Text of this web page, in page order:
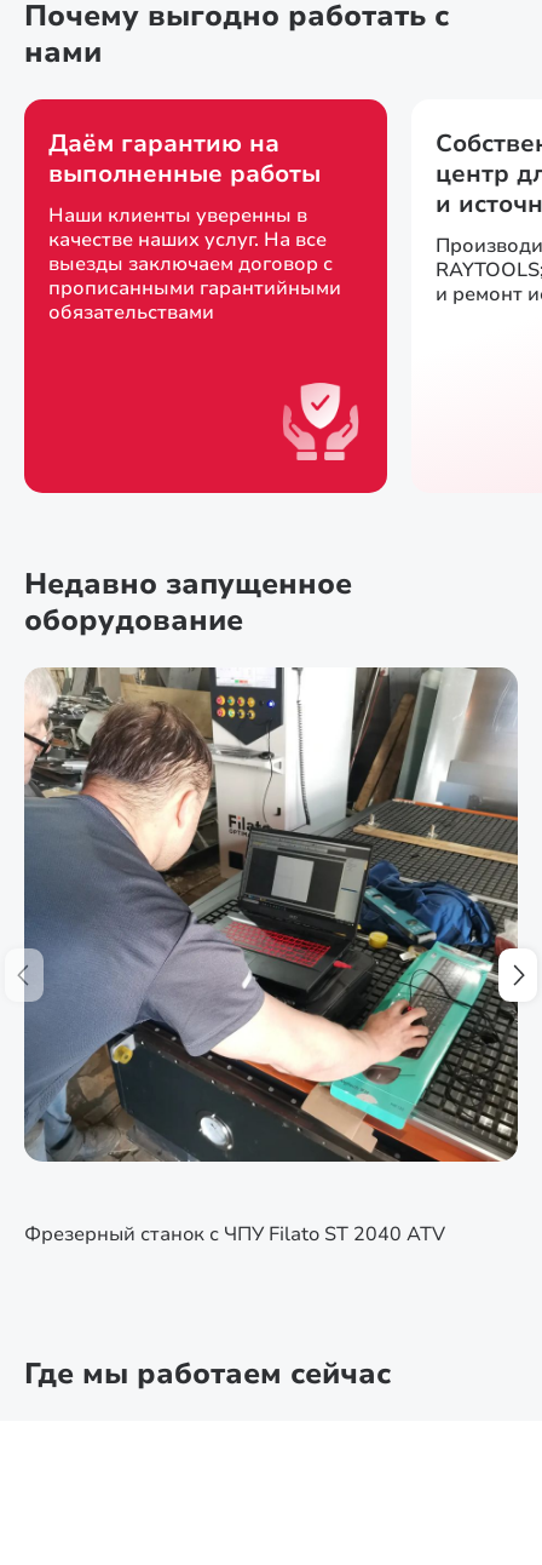
Почему выгодно работать с
нами
Даём гарантию на
выполненные работы
Наши клиенты уверенны в
качестве наших услуг. На все
выезды заключаем договор с
прописанными гарантийными
обязательствами
центр
и
и ремонт
Недавно запущенное
оборудование
Фрезерный станок с ЧПУ Filato ST 2040 ATV
Где мы работаем сейчас